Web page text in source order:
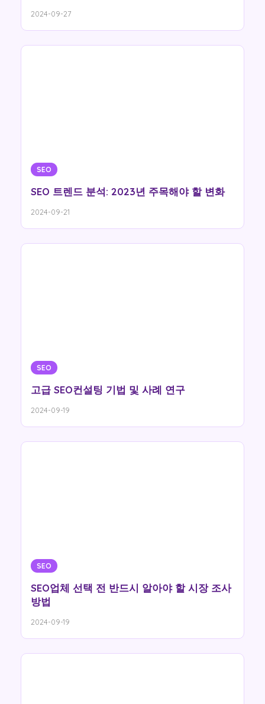
2024-09-27
SEO
SEO 트렌드 분석: 2023년 주목해야 할 변화
2024-09-21
SEO
고급 SEO컨설팅 기법 및 사례 연구
2024-09-19
SEO
SEO업체 선택 전 반드시 알아야 할 시장 조사
방법
2024-09-19